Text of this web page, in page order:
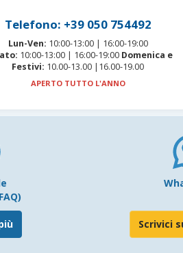
Telefono: +39 050 754492
Lun-Ven: 10:00-13:00 | 16:00-19:00
10:00-13:00 | 16:00-19:00 Domenica e
Festivi: 10.00-13.00 |16.00-19.00
APERTO TUTTO L'ANNO
Scrivici